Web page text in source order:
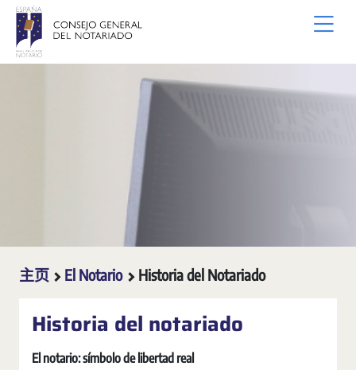
跳转到主内容
主页 El Notario Historia del Notariado
Historia del notariado
El notario: símbolo de libertad real